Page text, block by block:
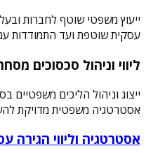
ייעוץ משפטי שוטף לחברות
עסקית שוטפת ועד התמודדות
ליווי וניהול סכסוכים
ייצוג וניהול הליכים משפטיים
אסטרטגיה משפטית מדויקת
אסטרטגיה וליווי